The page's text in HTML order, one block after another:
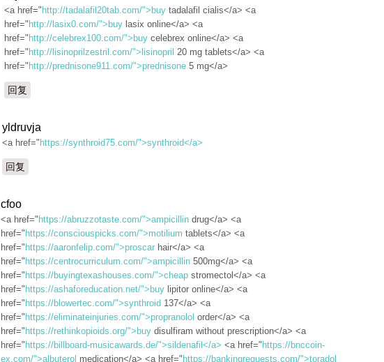
<a href=" http://tadalafil20tab.com/">buy tadalafil cialis</a> <a
href=" http://lasix0.com/">buy lasix online</a> <a
href=" http://celebrex100.com/">buy celebrex online</a> <a
href=" http://lisinoprilzestril.com/">lisinopril 20 mg tablets</a> <a
href=" http://prednisone911.com/">prednisone 5 mg</a>
回复
yldruvja
<a href=" https://synthroid75.com/">synthroid</a>
回复
cfoo
<a href=" https://abruzzotaste.com/">ampicillin drug</a> <a
href=" https://consciouspicks.com/">motilium tablets</a> <a
href=" https://aaronfelip.com/">proscar hair</a> <a
href=" https://centrocurriculum.com/">ampicillin 500mg</a> <a
href=" https://buyingtexashouses.com/">cheap stromectol</a> <a
href=" https://ashaforeducation.net/">buy lipitor online</a> <a
href=" https://blowertec.com/">synthroid 137</a> <a
href=" https://eliminateinjuries.com/">propranolol order</a> <a
href=" https://rethinkopioids.org/">buy disulfiram without prescription</a> <a
href=" https://billboard-musicawards.de/">sildenafil</a> <a href=" https://bnccoin-
ex.com/">albuterol medication</a> <a href=" https://bankingrequests.com/">toradol